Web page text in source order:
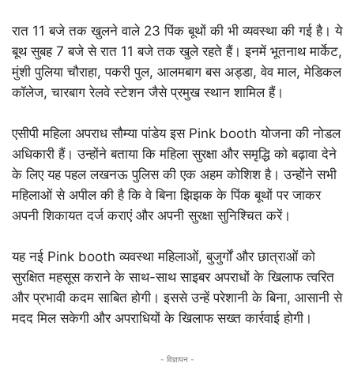
रात 11 बजे तक खुलने वाले 23 पिंक बूथों की भी व्यवस्था की गई है। ये
बूथ सुबह 7 बजे से रात 11 बजे तक खुले रहते हैं। इनमें भूतनाथ मार्केट,
मुंशी पुलिया चौराहा, पकरी पुल, आलमबाग बस अड्डा, वेव माल, मेडिकल
कॉलेज, चारबाग रेलवे स्टेशन जैसे प्रमुख स्थान शामिल हैं।
एसीपी महिला अपराध सौम्या पांडेय इस Pink booth योजना की नोडल
अधिकारी हैं। उन्होंने बताया कि महिला सुरक्षा और समृद्धि को बढ़ावा देने
के लिए यह पहल लखनऊ पुलिस की एक अहम कोशिश है। उन्होंने सभी
महिलाओं से अपील की है कि वे बिना झिझक के पिंक बूथों पर जाकर
अपनी शिकायत दर्ज कराएं और अपनी सुरक्षा सुनिश्चित करें।
यह नई Pink booth व्यवस्था महिलाओं, बुजुर्गों और छात्राओं को
सुरक्षित महसूस कराने के साथ-साथ साइबर अपराधों के खिलाफ त्वरित
और प्रभावी कदम साबित होगी। इससे उन्हें परेशानी के बिना, आसानी से
मदद मिल सकेगी और अपराधियों के खिलाफ सख्त कार्रवाई होगी।
- विज्ञापन -